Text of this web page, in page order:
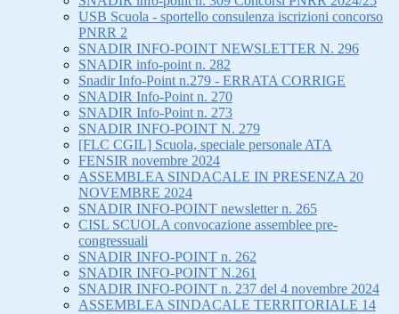
USB Scuola - sportello consulenza iscrizioni concorso
PNRR 2
SNADIR INFO-POINT NEWSLETTER N. 296
SNADIR info-point n. 282
Snadir Info-Point n.279 - ERRATA CORRIGE
SNADIR Info-Point n. 270
SNADIR Info-Point n. 273
SNADIR INFO-POINT N. 279
[FLC CGIL] Scuola, speciale personale ATA
FENSIR novembre 2024
ASSEMBLEA SINDACALE IN PRESENZA 20
NOVEMBRE 2024
SNADIR INFO-POINT newsletter n. 265
CISL SCUOLA convocazione assemblee pre-
congressuali
SNADIR INFO-POINT n. 262
SNADIR INFO-POINT N.261
SNADIR INFO-POINT n. 237 del 4 novembre 2024
ASSEMBLEA SINDACALE TERRITORIALE 14